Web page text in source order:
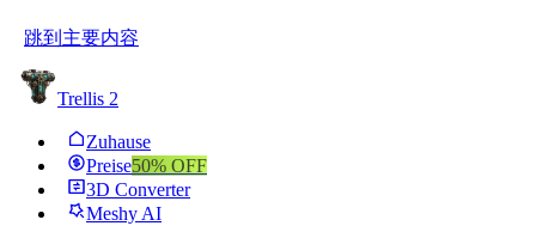
跳到主要内容
Trellis 2
Zuhause
Preise50% OFF
3D Converter
Meshy AI